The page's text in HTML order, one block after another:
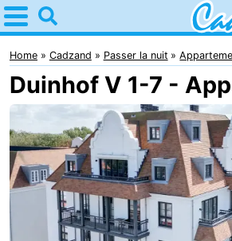
Home
Cadzand
Astuces
Avec
les
enfants
Passer
la
nuit
Appartements
Campings
Home Cadzand Passer la nuit
Duinhof V 1-7 -